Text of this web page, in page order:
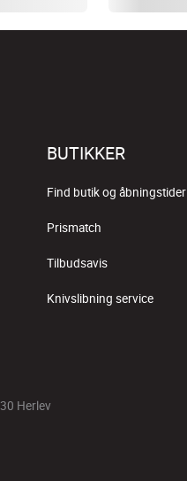
BUTIKKER
Find butik og åbningstider
Prismatch
Tilbudsavis
Knivslibning service
Herlev